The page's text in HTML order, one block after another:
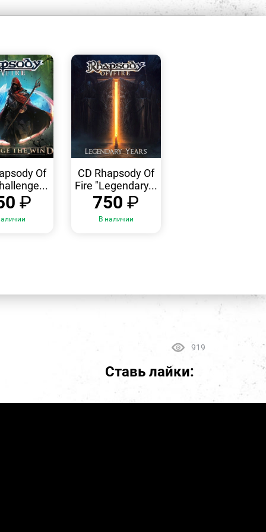
ПРОСМОТРOf
₽
ПРОСМОТР
CD Rhapsody Of
Fire "Legendary...
750₽
В наличии
919
Ставь лайки: